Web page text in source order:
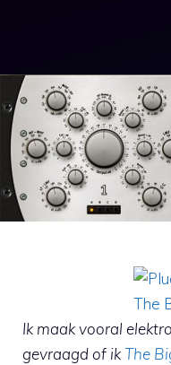
Ik maak vooral
gevraagd of ikThe